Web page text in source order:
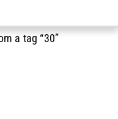
a tag “30”